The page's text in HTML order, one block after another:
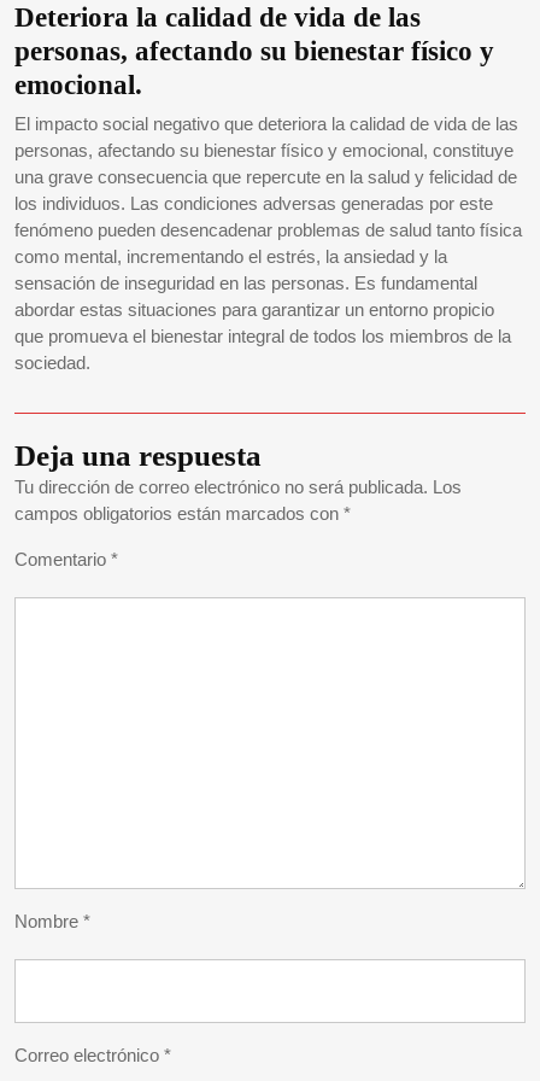
Deteriora la calidad de vida de las
personas, afectando su bienestar físico y
emocional.
El impacto social negativo que deteriora la calidad de vida de las
personas, afectando su bienestar físico y emocional, constituye
una grave consecuencia que repercute en la salud y felicidad de
los individuos. Las condiciones adversas generadas por este
fenómeno pueden desencadenar problemas de salud tanto física
como mental, incrementando el estrés, la ansiedad y la
sensación de inseguridad en las personas. Es fundamental
abordar estas situaciones para garantizar un entorno propicio
que promueva el bienestar integral de todos los miembros de la
sociedad.
Deja una respuesta
Tu dirección de correo electrónico no será publicada. Los
campos obligatorios están marcados con *
Comentario *
Nombre *
Correo electrónico *